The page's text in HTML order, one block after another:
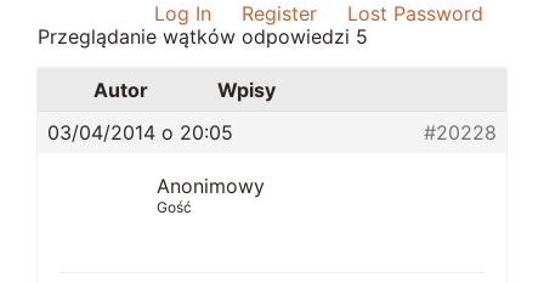
Log In Register
Lost Password
Przeglądanie wątków odpowiedzi 5
Autor
Wpisy
03/04/2014 o 20:05
#20228
Anonimowy
Gość